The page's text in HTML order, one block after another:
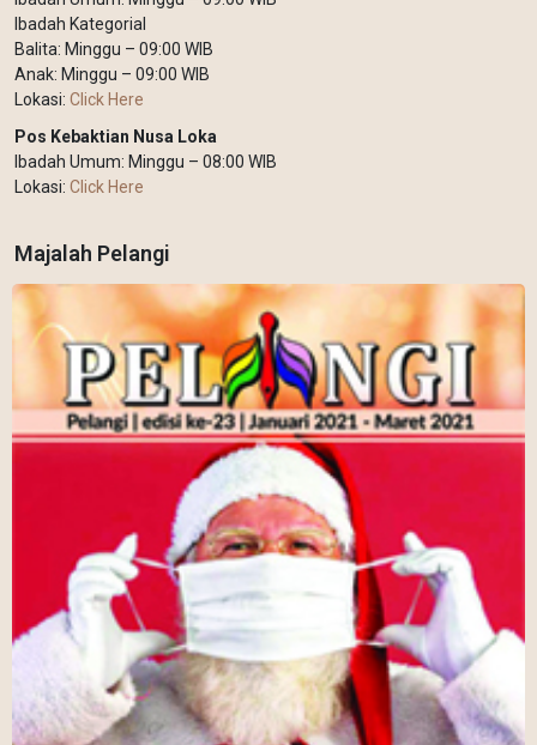
Ibadah Kategorial
Balita: Minggu – 09:00 WIB
Anak: Minggu – 09:00 WIB
Lokasi: Click Here
Pos Kebaktian Nusa Loka
Ibadah Umum: Minggu – 08:00 WIB
Lokasi: Click Here
Majalah Pelangi